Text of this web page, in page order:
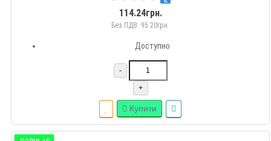
114.24грн.
Без ПДВ: 95.20грн.
Доступно
-
+
Купити